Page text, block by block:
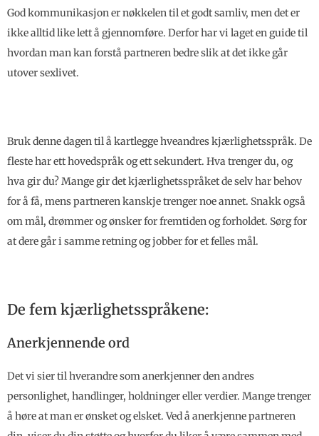
God kommunikasjon er nøkkelen til et godt samliv, men det er
ikke alltid like lett å gjennomføre. Derfor har vi laget en guide til
hvordan man kan forstå partneren bedre slik at det ikke går
utover sexlivet.
Bruk denne dagen til å kartlegge hveandres kjærlighetsspråk. De
fleste har ett hovedspråk og ett sekundert. Hva trenger du, og
hva gir du? Mange gir det kjærlighetsspråket de selv har behov
for å få, mens partneren kanskje trenger noe annet. Snakk også
om mål, drømmer og ønsker for fremtiden og forholdet. Sørg for
at dere går i samme retning og jobber for et felles mål.
De fem kjærlighetsspråkene:
Anerkjennende ord
Det vi sier til hverandre som anerkjenner den andres
personlighet, handlinger, holdninger eller verdier. Mange trenger
å høre at man er ønsket og elsket. Ved å anerkjenne partneren